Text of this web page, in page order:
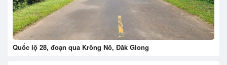
Quốc lộ 28, đoạn qua Krông Nô, Đăk Glong